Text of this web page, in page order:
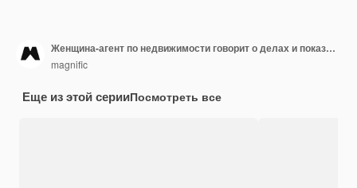
Женщина-агент по недвижимости говорит о делах и показывает дом гей-паре
magnific
Еще из этой серииПосмотреть все